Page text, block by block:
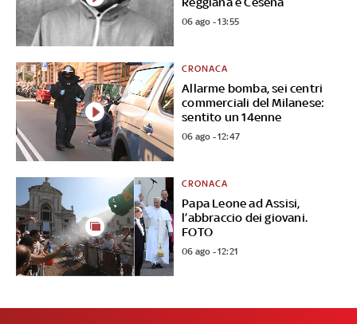
06 ago - 13:55
Allarme bomba, sei centri
commerciali del Milanese:
sentito un 14enne
CRONACA
06 ago - 12:47
Papa Leone ad Assisi,
l’abbraccio dei giovani.
FOTO
CRONACA
06 ago - 12:21